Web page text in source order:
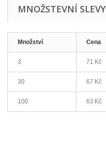
MNOŽSTEVNÍ SLEVY
Množství Cena
3 71 Kč
30 67 Kč
100 63 Kč